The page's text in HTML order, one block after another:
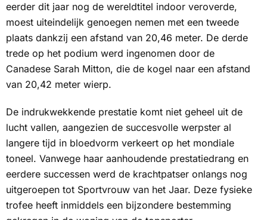
eerder dit jaar nog de wereldtitel indoor veroverde,
moest uiteindelijk genoegen nemen met een tweede
plaats dankzij een afstand van 20,46 meter. De derde
trede op het podium werd ingenomen door de
Canadese Sarah Mitton, die de kogel naar een afstand
van 20,42 meter wierp.
De indrukwekkende prestatie komt niet geheel uit de
lucht vallen, aangezien de succesvolle werpster al
langere tijd in bloedvorm verkeert op het mondiale
toneel. Vanwege haar aanhoudende prestatiedrang en
eerdere successen werd de krachtpatser onlangs nog
uitgeroepen tot Sportvrouw van het Jaar. Deze fysieke
trofee heeft inmiddels een bijzondere bestemming